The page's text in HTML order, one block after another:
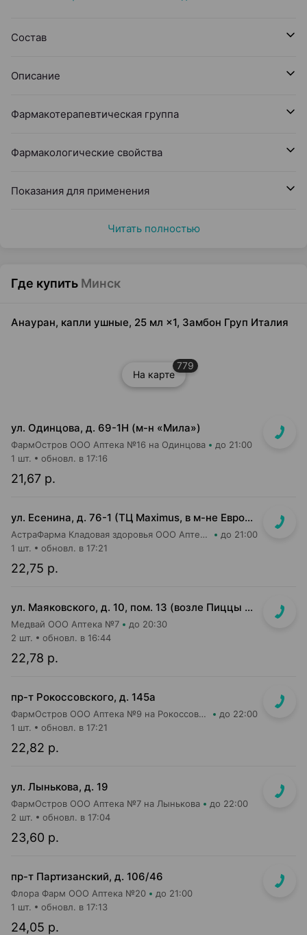
Состав
Описание
Фармакотерапевтическая группа
Фармакологические свойства
Показания для применения
Читать полностью
Где купить Минск
Анауран, капли ушные, 25 мл ×1, Замбон Груп Италия
На карте
779
ул. Одинцова, д. 69-1Н (м-н «Мила»)
ФармОстров ООО Аптека №16 на Одинцова до 21:00
21,67 р.
1 шт. обновл. в 17:16
ул. Есенина, д. 76-1 (ТЦ Maximus, в м-не Евроопт Super)
АстраФарма Кладовая здоровья ООО Аптека №9 до 21:00
22,75 р.
1 шт. обновл. в 17:21
ул. Маяковского, д. 10, пом. 13 (возле Пиццы Мании)
Медвай ООО Аптека №7 до 20:30
22,78 р.
2 шт. обновл. в 16:44
пр-т Рокоссовского, д. 145а
ФармОстров ООО Аптека №9 на Рокоссовского до 22:00
22,82 р.
1 шт. обновл. в 17:21
ул. Лынькова, д. 19
ФармОстров ООО Аптека №7 на Лынькова до 22:00
23,60 р.
2 шт. обновл. в 17:04
пр-т Партизанский, д. 106/46
Флора Фарм ООО Аптека №20 до 21:00
24,05 р.
1 шт. обновл. в 17:13